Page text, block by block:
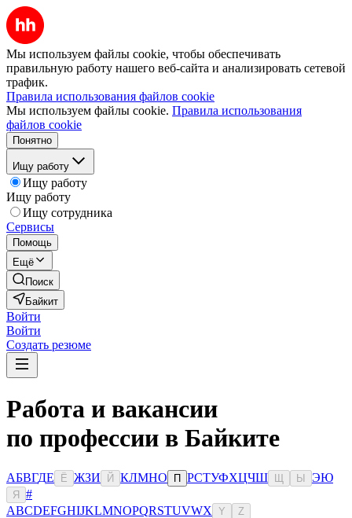
Мы используем файлы cookie, чтобы обеспечивать
правильную работу нашего веб-сайта и анализировать сетевой
трафик.
Правила использования файлов cookie
Мы используем файлы cookie. Правила использования
файлов cookie
Понятно
Ищу работу
Ищу работу
Ищу работу
Ищу сотрудника
Сервисы
Помощь
Ещё
Поиск
Байкит
Войти
Войти
Создать резюме
Работа и вакансии
по профессии в Байките
АБВГДЕ Ё ЖЗИ Й КЛМНО П РСТУФХЦЧШ Ы ЭЮ
Я
#
ABCDEFGHIJKLMNOPQRSTUVWX Y Z